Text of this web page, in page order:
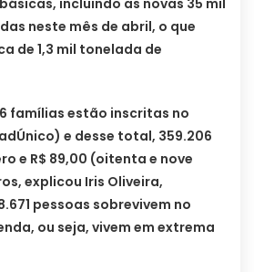
incluindo as novas 35 mil
neste mês de abril, o que
de 1,3 mil tonelada de
famílias estão inscritas no
e desse total, 359.206
e R$ 89,00 (oitenta e nove
explicou Iris Oliveira,
pessoas sobrevivem no
ou seja, vivem em extrema